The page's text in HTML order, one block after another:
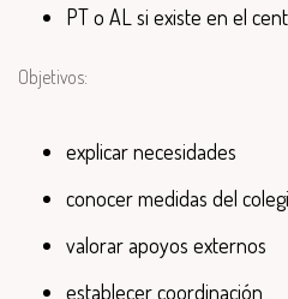
PT o AL si existe en el
Objetivos:
explicar necesidades
conocer medidas del
valorar apoyos externos
establecer coordinación